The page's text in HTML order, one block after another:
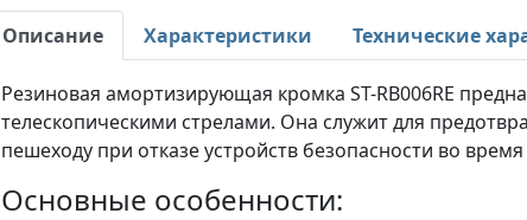
Описание Характеристики Технические
Резиновая амортизирующая кромка ST-RB006RE
телескопическими стрелами. Она служит для
пешеходу при отказе устройств безопасности во
Основные особенности: